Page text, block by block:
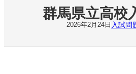
群馬県立高校
2026年2月24日 入試問